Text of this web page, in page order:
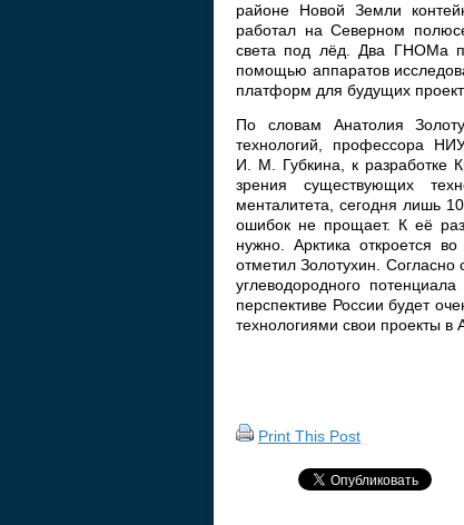
районе Новой Земли
работал на Северном
света под лёд. Два ГНОМа
помощью аппаратов
платформ для будущих
По словам Анатолия
технологий, профессора
И. М. Губкина, к разработке
зрения существующих
менталитета, сегодня лишь
ошибок не прощает. К её
нужно. Арктика откроется
отметил Золотухин. Согласно
углеводородного
перспективе России будет
технологиями свои проекты в
Print This Post